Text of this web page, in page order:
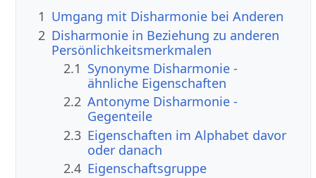
1 Umgang mit Disharmonie bei Anderen
2 Disharmonie in Beziehung zu anderen
Persönlichkeitsmerkmalen
2.1 Synonyme Disharmonie -
ähnliche Eigenschaften
2.2 Antonyme Disharmonie -
Gegenteile
2.3 Eigenschaften im Alphabet davor
oder danach
2.4 Eigenschaftsgruppe